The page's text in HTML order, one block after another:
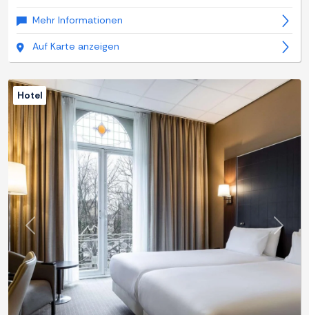
Mehr Informationen
Auf Karte anzeigen
Zurück
Hotel